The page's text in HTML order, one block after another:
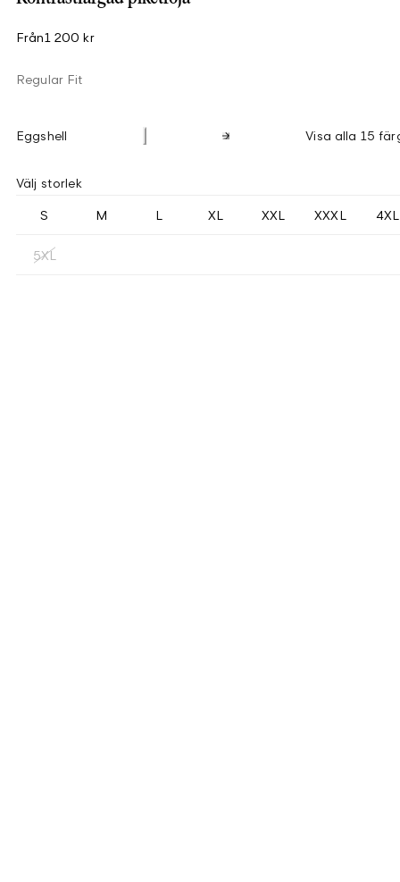
Från1 200 kr
Regular Fit
Eggshell Visa alla 15
Välj storlek
S M L XL XXL XXXL 4XL
5XL